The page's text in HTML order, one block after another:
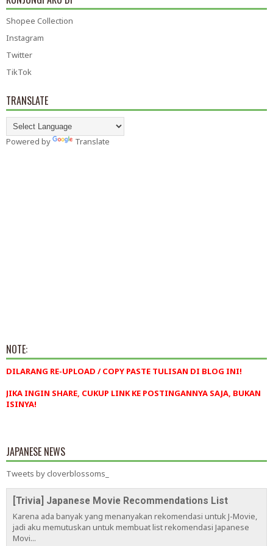
Shopee Collection
Instagram
Twitter
TikTok
TRANSLATE
Powered by Translate
NOTE:
DILARANG RE-UPLOAD / COPY PASTE TULISAN DI BLOG INI!
JIKA INGIN SHARE, CUKUP LINK KE POSTINGANNYA SAJA, BUKAN
ISINYA!
JAPANESE NEWS
Tweets by cloverblossoms_
[Trivia] Japanese Movie Recommendations List
Karena ada banyak yang menanyakan rekomendasi untuk J-Movie,
jadi aku memutuskan untuk membuat list rekomendasi Japanese
Movi...